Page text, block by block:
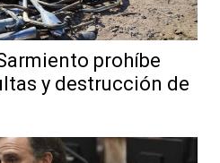
prohíbe
y destrucción de